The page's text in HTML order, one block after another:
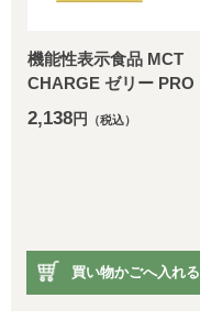
機能性表示食品 MCT
CHARGE ゼリー PRO
2,138 円 （税込）
買い物かごへ入れる